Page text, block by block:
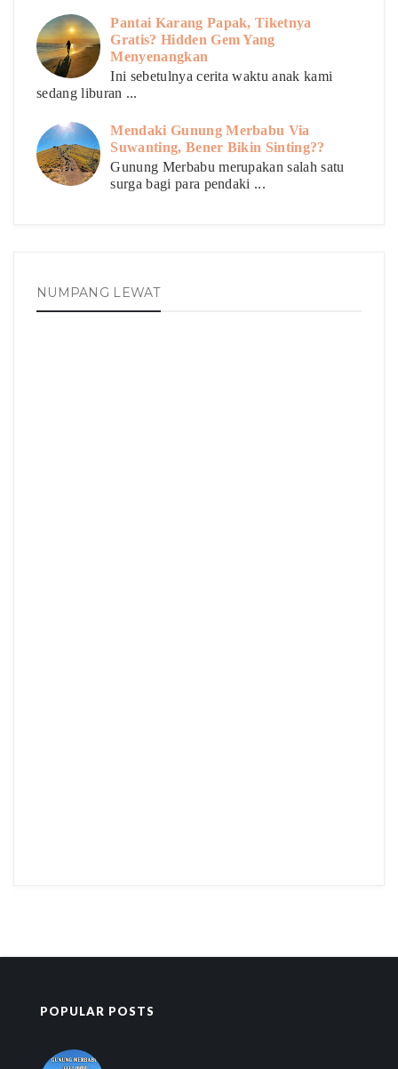
Pantai Karang Papak, Tiketnya
Gratis? Hidden Gem Yang
Menyenangkan
Ini sebetulnya cerita waktu anak kami
sedang liburan ...
Mendaki Gunung Merbabu Via
Suwanting, Bener Bikin Sinting??
Gunung Merbabu merupakan salah satu
surga bagi para pendaki ...
NUMPANG LEWAT
POPULAR POSTS